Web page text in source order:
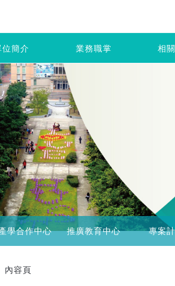
位簡介 業務職掌 相
學合作中心 推廣教育中心 專案
內容頁